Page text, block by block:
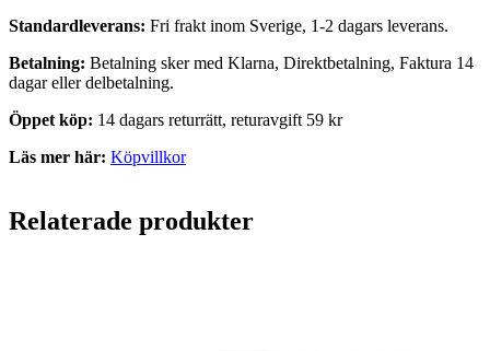
Standardleverans: Fri frakt inom Sverige, 1-2 dagars leverans.
Betalning: Betalning sker med Klarna, Direktbetalning, Faktura 14
dagar eller delbetalning.
Öppet köp: 14 dagars returrätt, returavgift 59 kr
Läs mer här: Köpvillkor
Relaterade produkter